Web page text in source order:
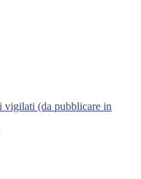
vigilati (da pubblicare in